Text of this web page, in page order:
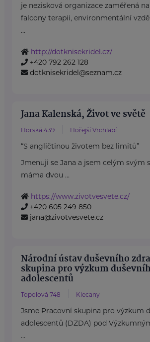
je nezisková organizace zaměřená na
falcony terapii, environmentální
...
http://dotknisekridel.cz/
+420 792 262 128
dotknisekridel@seznam.cz
Jana Kalenská, Život ve světě
Horská 439 Hořejší Vrchlabí
“S angličtinou životem bez limitů”
Jmenuji se Jana a jsem celým svým
máma dvou ...
https://www.zivotvesvete.cz/
+420 605 249 850
jana@zivotvesvete.cz
Národní ústav duševního
skupina pro výzkum
adolescentů
Topolová 748 Klecany
Jsme Pracovní skupina pro výzkum
adolescentů (DZDA) pod
...